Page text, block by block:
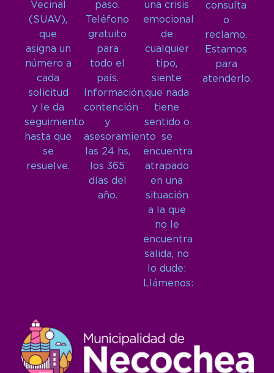
Vecinal
(SUAV),
que
asigna un
número a
cada
solicitud
y le da
seguimiento
hasta que
se
resuelve.
paso.
Teléfono
gratuito
para
todo el
país.
Información,
contención
y
asesoramiento
las 24 hs,
los 365
días del
año.
una crisis
emocional
de
cualquier
tipo,
siente
que nada
tiene
sentido o
se
encuentra
atrapado
en una
situación
a la que
no le
encuentra
salida, no
lo dude:
Llámenos:
consulta
o
reclamo.
Estamos
para
atenderlo.